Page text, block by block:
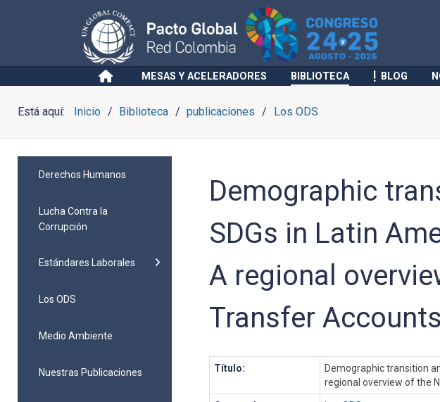
MESAS Y ACELERADORES BIBLIOTECA BLOG
Está aquí: Inicio Biblioteca publicaciones Los ODS
Derechos Humanos
Lucha Contra la
Corrupción
Estándares Laborales
Los ODS
Medio Ambiente
Nuestras Publicaciones
Demographic
SDGs in Latin
A regional
Transfer Accounts
Título:
Demographic transition
regional overview of the